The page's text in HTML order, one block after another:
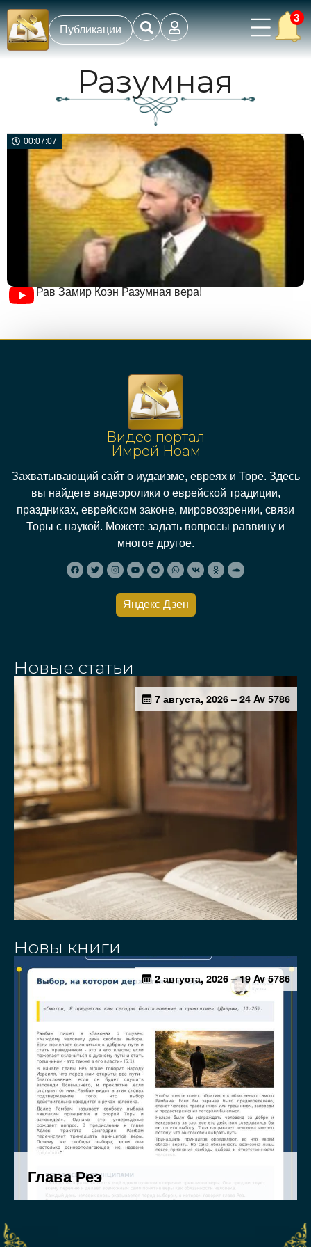
Публикации
3
Разумная
00:07:07
Рав Замир Коэн Разумная вера!
Видео портал
Имрей Ноам
Захватывающий сайт о иудаизме, евреях и Торе. Здесь
вы найдете видеоролики о еврейской традиции,
праздниках, еврейском законе, мировоззрении, связи
Торы с наукой. Можете задать вопросы раввину и
многое другое.
Яндекс Дзен
Новые статьи
Новы книги